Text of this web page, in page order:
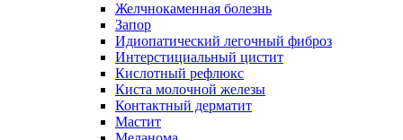
Желчнокаменная болезнь
Запор
Идиопатический легочный фиброз
Интерстициальный цистит
Кислотный рефлюкс
Киста молочной железы
Контактный дерматит
Мастит